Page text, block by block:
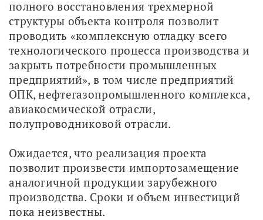
полного восстановления трехмерной
структуры объекта контроля позволит
проводить «комплексную отладку всего
технологического процесса производства и
закрыть потребности промышленных
предприятий», в том числе предприятий
ОПК, нефтегазопромышленного комплекса,
авиакосмической отрасли,
полупроводниковой отрасли.
Ожидается, что реализация проекта
позволит произвести импортозамещение
аналогичной продукции зарубежного
производства. Сроки и объем инвестиций
пока неизвестны.